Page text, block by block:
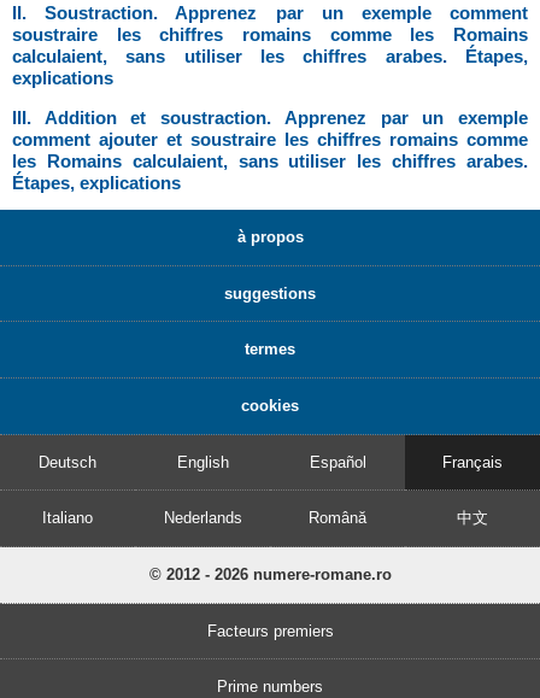
II. Soustraction. Apprenez par un exemple comment
soustraire les chiffres romains comme les Romains
calculaient, sans utiliser les chiffres arabes. Étapes,
explications
III. Addition et soustraction. Apprenez par un exemple
comment ajouter et soustraire les chiffres romains comme
les Romains calculaient, sans utiliser les chiffres arabes.
Étapes, explications
à propos
suggestions
termes
cookies
Deutsch English Español Français
Italiano Nederlands Română 中文
© 2012 - 2026 numere-romane.ro
Facteurs premiers
Prime numbers